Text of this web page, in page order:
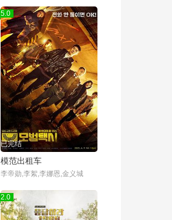
5.0
已完结
模范出租车
李帝勋,李絮,李娜恩,金义城
2.0